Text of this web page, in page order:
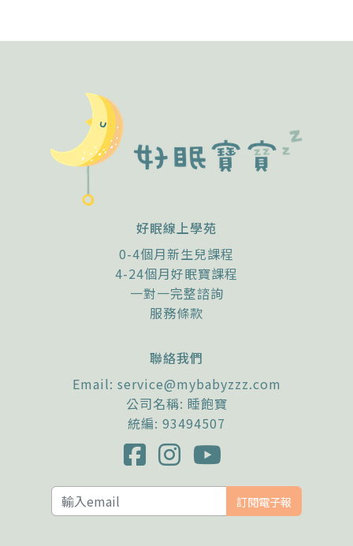
好眠線上學苑
0-4個月新生兒課程
4-24個月好眠寶課程
一對一完整諮詢
服務條款
聯絡我們
Email: service@mybabyzzz.com
公司名稱: 睡飽寶
統編: 93494507
訂閱電子報